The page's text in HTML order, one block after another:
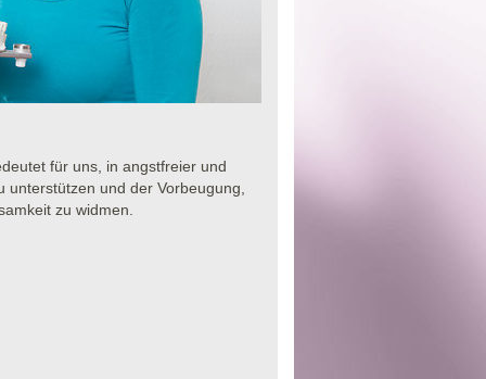
für uns, in angstfreier und
und der Vorbeugung,
zu widmen.